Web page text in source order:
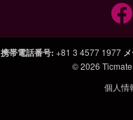
携帯電話番号: +81 3 4577 1977
© 2026
個人情